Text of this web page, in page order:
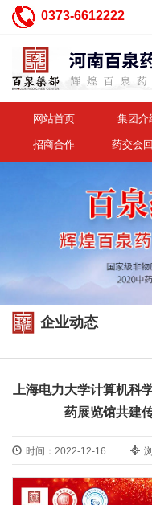
0373-6612222
网站首页 集团介
招商合作 药交会
企业动态
上海电力大学计算机科
药展览馆共建
时间：2022-12-16